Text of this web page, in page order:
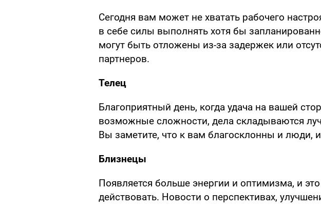
Сегодня вам может не хватать рабочего
в себе силы выполнять хотя бы
могут быть отложены из-за задержек или
партнеров.
Телец
Благоприятный день, когда удача на вашей
возможные сложности, дела складываются
Вы заметите, что к вам благосклонны и люди, и
Близнецы
Появляется больше энергии и оптимизма, и
действовать. Новости о перспективах,